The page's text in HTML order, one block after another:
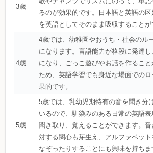
3歳
るのが効果的です。日本語と英語の
を英語としてそのまま吸収することが
4歳
4歳では、幼稚園やおうち・社会のル
になります。言語能力が格段に発達
になり、ごっこ遊びやお話を作るこ
ため、英語学習でも身近な場面での
果的です。
5歳
5歳では、乳幼児期特有の音を聞き分
いるので、馴染みのある日常の英語
聞き取り、覚えることができます。
対する関心も芽生え、アルファベット
なぞったりすることにも興味を持ちま